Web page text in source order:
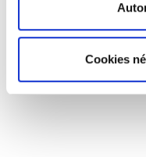
Cookies